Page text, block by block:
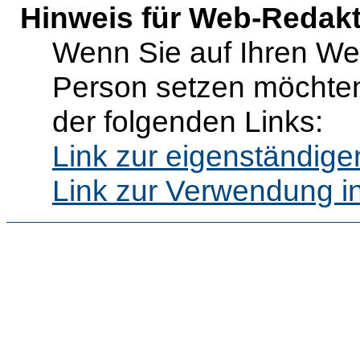
Hinweis für Web-
Wenn Sie auf Ihren
Person setzen
der folgenden Links:
Link zur
Link zur Verwendung